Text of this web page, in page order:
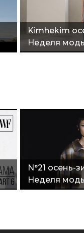
Kimhekim
Неделя
N°21 осень-
Неделя